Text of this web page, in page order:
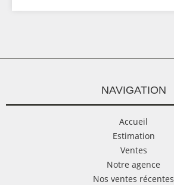
NAVIGATION
Accueil
Estimation
Ventes
Notre agence
Nos ventes récentes